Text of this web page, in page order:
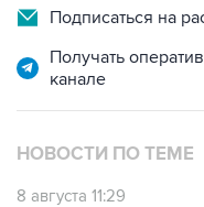
Подписаться на
Получать
канале
НОВОСТИ ПО ТЕМЕ
8 августа 11:29